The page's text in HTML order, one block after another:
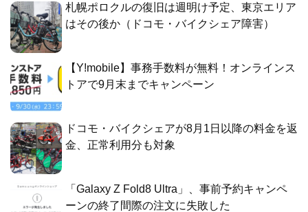
札幌ポロクルの復旧は週明け予定、東京エリア
はその後か（ドコモ・バイクシェア障害）
【Y!mobile】事務手数料が無料！オンラインス
トアで9月末までキャンペーン
ドコモ・バイクシェアが8月1日以降の料金を返
金、正常利用分も対象
「Galaxy Z Fold8 Ultra」、事前予約キャンペ
ーンの終了間際の注文に失敗した